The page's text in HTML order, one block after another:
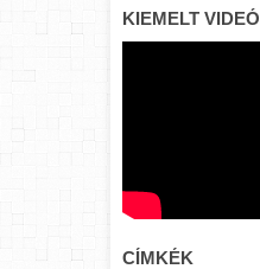
KIEMELT VIDEÓ
CÍMKÉK